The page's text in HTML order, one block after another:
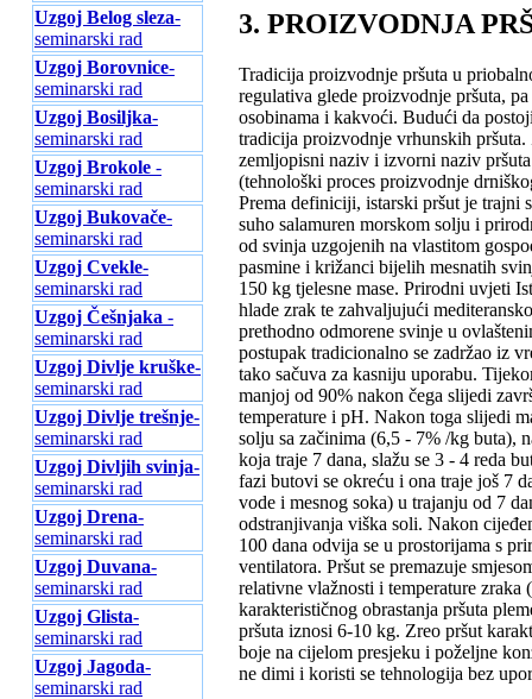
Uzgoj Belog sleza-
seminarski rad
Uzgoj Borovnice-
seminarski rad
Uzgoj Bosiljka-
seminarski rad
Uzgoj Brokole -
seminarski rad
Uzgoj Bukovače-
seminarski rad
Uzgoj Cvekle-
seminarski rad
Uzgoj Češnjaka -
seminarski rad
Uzgoj Divlje kruške-
seminarski rad
Uzgoj Divlje trešnje-
seminarski rad
Uzgoj Divljih svinja-
seminarski rad
Uzgoj Drena-
seminarski rad
Uzgoj Duvana-
seminarski rad
Uzgoj Glista-
seminarski rad
Uzgoj Jagoda-
seminarski rad
3. PROIZVODNJA
Tradicija proizvodnje pršuta u
regulativa glede proizvodnje pršuta,
osobinama i kakvoći. Budući da
tradicija proizvodnje vrhunskih
zemljopisni naziv i izvorni naziv
(tehnološki proces proizvodnje
Prema definiciji, istarski pršut je trajni
suho salamuren morskom solju i
od svinja uzgojenih na vlastitom
pasmine i križanci bijelih mesnatih
150 kg tjelesne mase. Prirodni uvjeti
hlade zrak te zahvaljujući
prethodno odmorene svinje u
postupak tradicionalno se zadržao iz
tako sačuva za kasniju uporabu.
manjoj od 90% nakon čega slijedi
temperature i pH. Nakon toga slijedi
solju sa začinima (6,5 - 7% /kg buta),
koja traje 7 dana, slažu se 3 - 4 reda
fazi butovi se okreću i ona traje još 7
vode i mesnog soka) u trajanju od 7
odstranjivanja viška soli. Nakon
100 dana odvija se u prostorijama s
ventilatora. Pršut se premazuje
relativne vlažnosti i temperature
karakterističnog obrastanja pršuta
pršuta iznosi 6-10 kg. Zreo pršut
boje na cijelom presjeku i poželjne
ne dimi i koristi se tehnologija bez